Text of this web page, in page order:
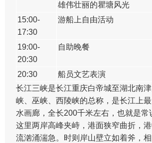
雄伟壮丽的瞿塘风光
15:00-
17:30
游船上自由活动
19:00-
20:30
自助晚餐
20:30
船员文艺表演
长江三峡是长江重庆白帝城至湖北南
峡、巫峡、西陵峡的总称，是长江上
水画廊，全长200千米左右，也就是常
这里两岸高峰夹峙，港面狭窄曲折，
流汹涌湍急。时则岸山壁立如着斧，相